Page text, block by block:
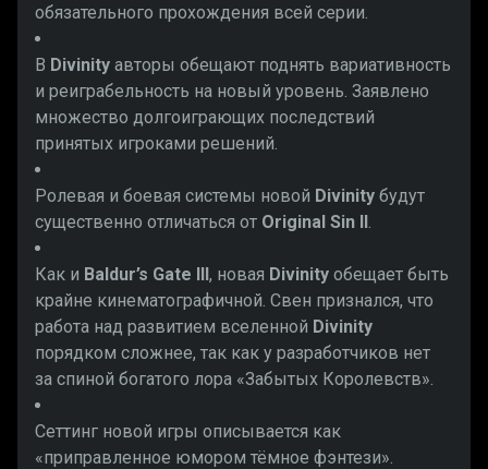
обязательного прохождения всей серии.
В Divinity авторы обещают поднять вариативность
и реиграбельность на новый уровень. Заявлено
множество долгоиграющих последствий
принятых игроками решений.
Ролевая и боевая системы новой Divinity будут
существенно отличаться от Original Sin II.
Как и Baldur’s Gate III, новая Divinity обещает быть
крайне кинематографичной. Свен признался, что
работа над развитием вселенной Divinity
порядком сложнее, так как у разработчиков нет
за спиной богатого лора «Забытых Королевств».
Сеттинг новой игры описывается как
«приправленное юмором тёмное фэнтези».